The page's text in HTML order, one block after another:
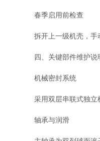
‌春季启用前检查‌
拆开上一级机壳，手动
四、关键部件维护说
‌机械密封系统‌
采用双层串联式独立机
‌轴承与润滑‌